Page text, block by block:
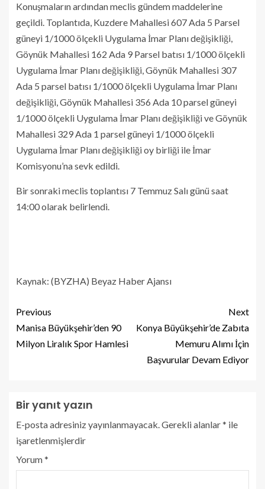
Konuşmaların ardından meclis gündem maddelerine
geçildi. Toplantıda, Kuzdere Mahallesi 607 Ada 5 Parsel
güneyi 1/1000 ölçekli Uygulama İmar Planı değişikliği,
Göynük Mahallesi 162 Ada 9 Parsel batısı 1/1000 ölçekli
Uygulama İmar Planı değişikliği, Göynük Mahallesi 307
Ada 5 parsel batısı 1/1000 ölçekli Uygulama İmar Planı
değişikliği, Göynük Mahallesi 356 Ada 10 parsel güneyi
1/1000 ölçekli Uygulama İmar Planı değişikliği ve Göynük
Mahallesi 329 Ada 1 parsel güneyi 1/1000 ölçekli
Uygulama İmar Planı değişikliği oy birliği ile İmar
Komisyonu’na sevk edildi.
Bir sonraki meclis toplantısı 7 Temmuz Salı günü saat
14:00 olarak belirlendi.
Kaynak: (BYZHA) Beyaz Haber Ajansı
Previous
Manisa Büyükşehir’den 90
Milyon Liralık Spor Hamlesi
Next
Konya Büyükşehir’de Zabıta
Memuru Alımı İçin
Başvurular Devam Ediyor
Bir yanıt yazın
E-posta adresiniz yayınlanmayacak.Gerekli alanlar* ile
işaretlenmişlerdir
Yorum*